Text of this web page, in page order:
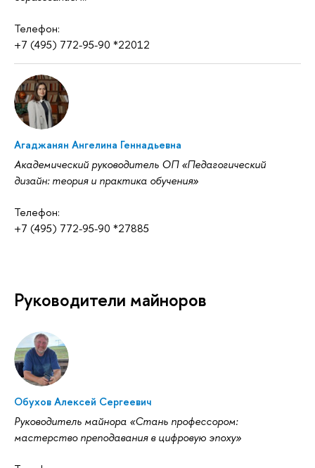
Телефон:
+7 (495) 772-95-90 *22012
Агаджанян Ангелина Геннадьевна
Академический руководитель ОП «Педагогический
дизайн: теория и практика обучения»
Телефон:
+7 (495) 772-95-90 *27885
Руководители майноров
Обухов Алексей Сергеевич
Руководитель майнора «Стань профессором:
мастерство преподавания в цифровую эпоху»